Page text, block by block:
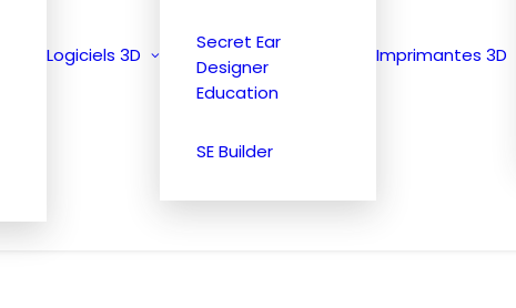
Logiciels 3D
Secret Ear
Designer
Education
SE Builder
Imprimantes 3D